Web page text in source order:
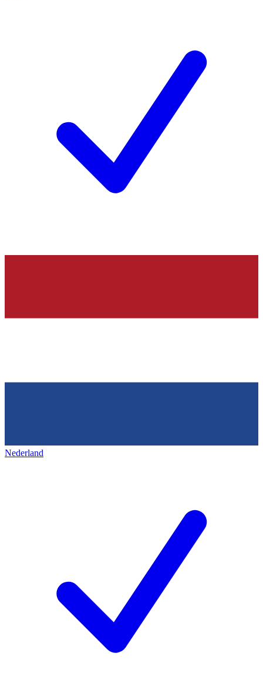
Nederland